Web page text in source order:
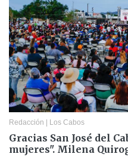
Redacción | Los Cabos
Gracias San José del
mujeres". Milena